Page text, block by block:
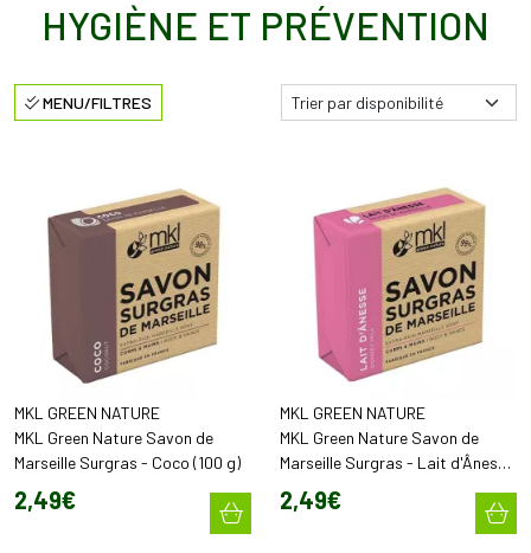
HYGIÈNE ET PRÉVENTION
MENU/FILTRES
MKL GREEN NATURE
MKL Green Nature Savon de
Marseille Surgras - Coco (100 g)
2,49€
MKL GREEN NATURE
MKL Green Nature Savon de
Marseille Surgras - Lait d'Ânesse
(100 g)
2,49€